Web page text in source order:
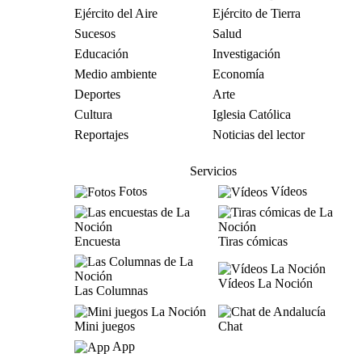
Ejército del Aire
Ejército de Tierra
Sucesos
Salud
Educación
Investigación
Medio ambiente
Economía
Deportes
Arte
Cultura
Iglesia Católica
Reportajes
Noticias del lector
Servicios
Fotos
Vídeos
Encuesta Tiras cómicas
Las Columnas
Vídeos La Noción
Mini juegos
Chat
App